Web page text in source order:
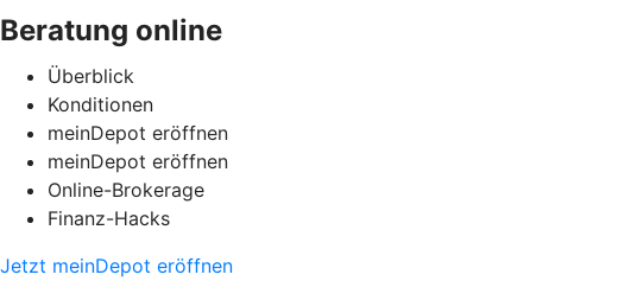
Beratung online
Überblick
Konditionen
meinDepot eröffnen
meinDepot eröffnen
Online-Brokerage
Finanz-Hacks
Jetzt meinDepot eröffnen